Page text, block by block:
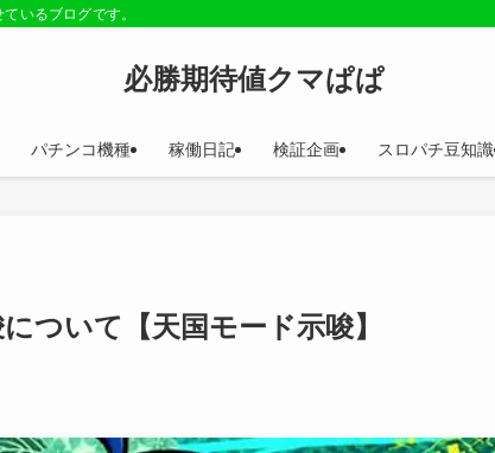
いるブログです。
必勝期待値クマぱぱ
パチンコ機種 稼働日記 検証企画 スロパチ豆知識
ついて【天国モード示唆】